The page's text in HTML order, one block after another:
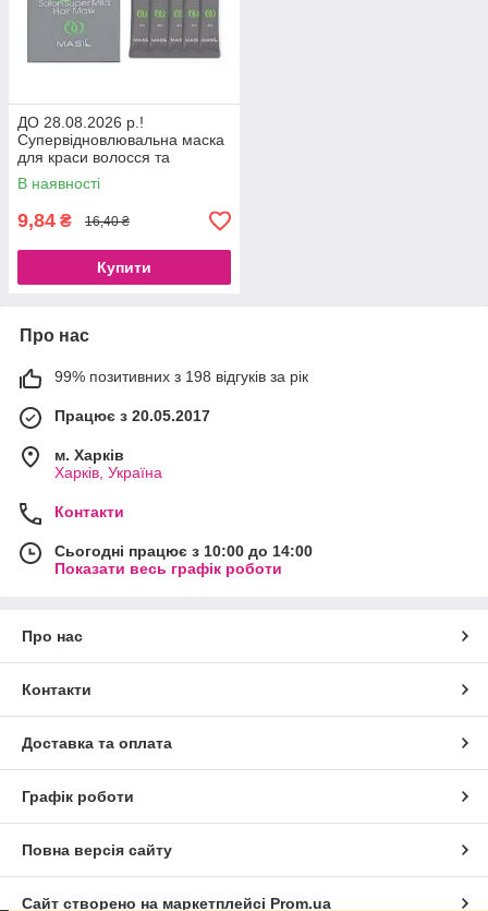
ДО 28.08.2026 р.!
Супервідновлювальна маска
для краси волосся та
зміцнення коренів Masil 8
Seconds Salon Super Mild
Hair Mask
В наявності
9,84 ₴ 16,40 ₴
Купити
Про нас
99% позитивних з 198 відгуків за рік
Працює з 20.05.2017
м. Харків
Харків, Україна
Контакти
Сьогодні працює з 10:00 до 14:00
Показати весь графік роботи
Про нас
Контакти
Доставка та оплата
Графік роботи
Повна версія сайту
Сайт створено на маркетплейсі Prom.ua